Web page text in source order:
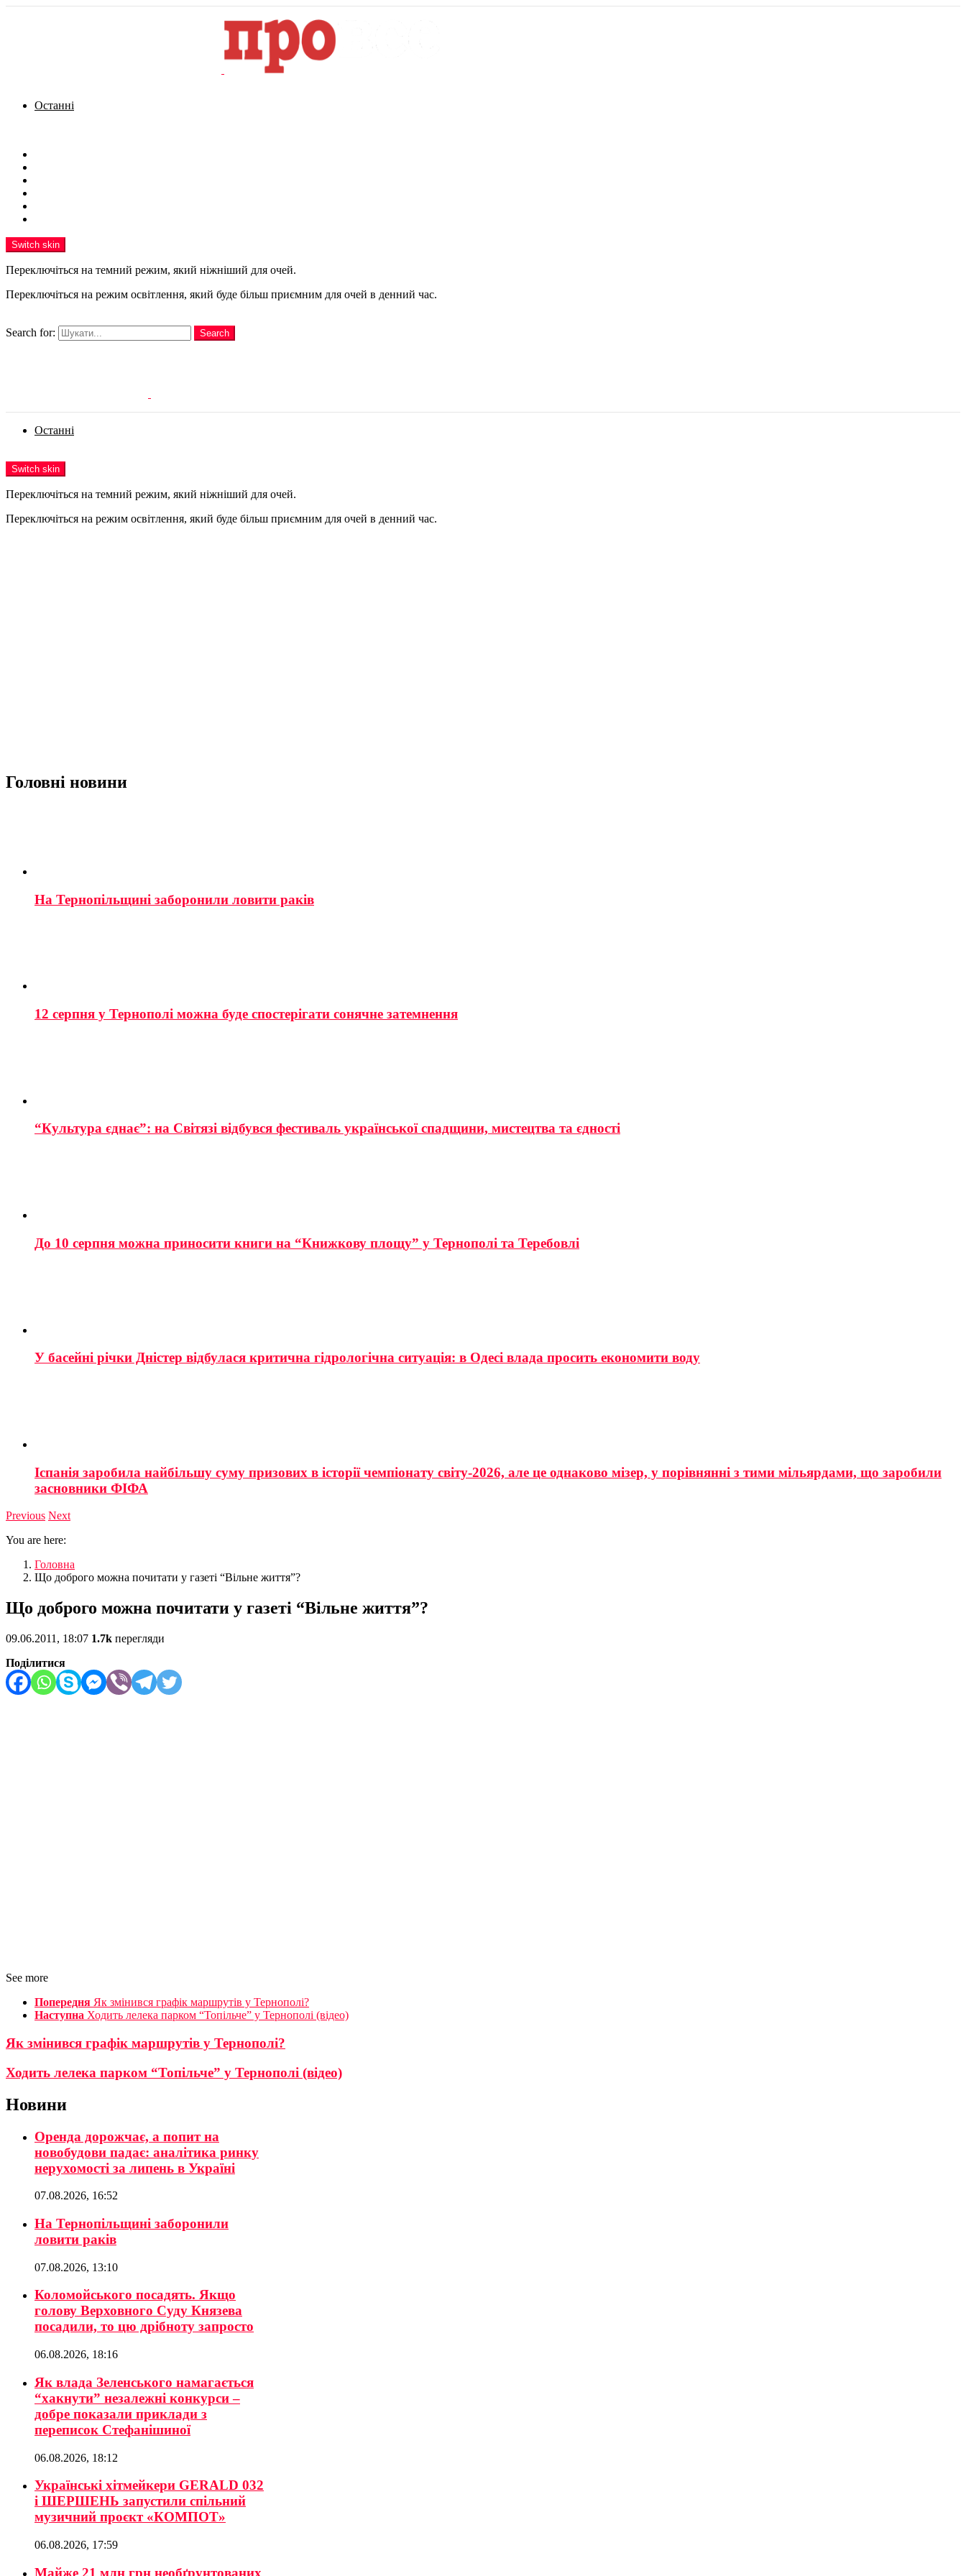
Останні
Switch skin
Переключіться на темний режим, який ніжніший для очей.
Переключіться на режим освітлення, який буде більш приємним для очей в денний час.
Search for:
Search
Останні
Switch skin
Переключіться на темний режим, який ніжніший для очей.
Переключіться на режим освітлення, який буде більш приємним для очей в денний час.
Головні новини
На Тернопільщині заборонили ловити раків
12 серпня у Тернополі можна буде спостерігати сонячне затемнення
“Культура єднає”: на Світязі відбувся фестиваль української спадщини, мистецтва та єдності
До 10 серпня можна приносити книги на “Книжкову площу” у Тернополі та Теребовлі
У басейні річки Дністер відбулася критична гідрологічна ситуація: в Одесі влада просить економити воду
Іспанія заробила найбільшу суму призових в історії чемпіонату світу-2026, але це однаково мізер, у порівнянні з тими мільярдами, що заробили
засновники ФІФА
Previous Next
You are here:
Головна
Що доброго можна почитати у газеті “Вільне життя”?
Що доброго можна почитати у газеті “Вільне життя”?
09.06.2011, 18:07 1.7k перегляди
Поділитися
See more
Попередня Як змінився графік маршрутів у Тернополі?
Наступна Ходить лелека парком “Топільче” у Тернополі (відео)
Як змінився графік маршрутів у Тернополі?
Ходить лелека парком “Топільче” у Тернополі (відео)
Новини
Оренда дорожчає, а попит на
новобудови падає: аналітика ринку
нерухомості за липень в Україні
07.08.2026, 16:52
На Тернопільщині заборонили
ловити раків
07.08.2026, 13:10
Коломойського посадять. Якщо
голову Верховного Суду Князева
посадили, то цю дрібноту запросто
06.08.2026, 18:16
Як влада Зеленського намагається
“хакнути” незалежні конкурси –
добре показали приклади з
переписок Стефанішиної
06.08.2026, 18:12
Українські хітмейкери GERALD 032
і ШЕРШЕНЬ запустили спільний
музичний проєкт «КОМПОТ»
06.08.2026, 17:59
Майже 21 млн грн необґрунтованих